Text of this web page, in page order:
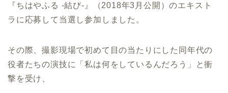
『ちはやふる -結び-』（2018年3月公開）のエキスト
ラに応募して当選し参加しました。
その際、撮影現場で初めて目の当たりにした同年代の
役者たちの演技に「私は何をしているんだろう」と衝
撃を受け、